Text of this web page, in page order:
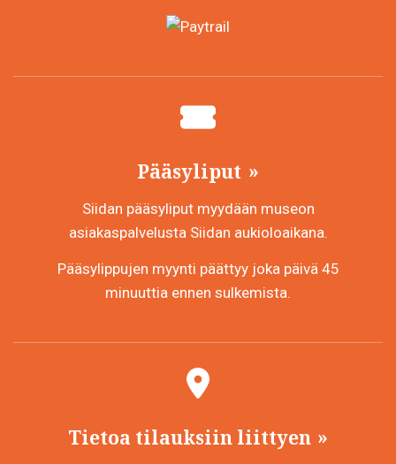
Pääsyliput
Siidan pääsyliput myydään museon
asiakaspalvelusta Siidan aukioloaikana.
Pääsylippujen myynti päättyy joka päivä 45
minuuttia ennen sulkemista.
Tietoa tilauksiin liittyen